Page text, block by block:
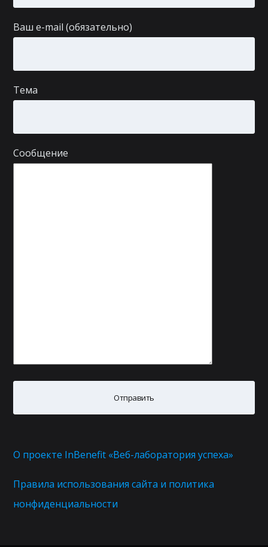
Ваш e-mail (обязательно)
Тема
Сообщение
О проекте InBenefit «Веб-лаборатория успеха»
Правила использования сайта и политика
нонфиденциальности